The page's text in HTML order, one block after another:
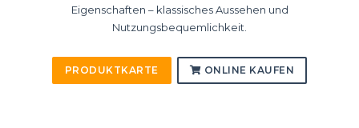
Eigenschaften – klassisches Aussehen und
Nutzungsbequemlichkeit.
PRODUKTKARTE ONLINE KAUFEN